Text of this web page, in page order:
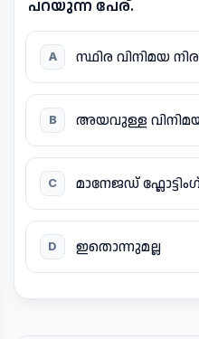
പറയുന്ന പേര്.
A സ്ഥിര വിനിമയ
B അയവുള്ള
C മാനേജഡ്
D ഇതൊന്നുമല്ല